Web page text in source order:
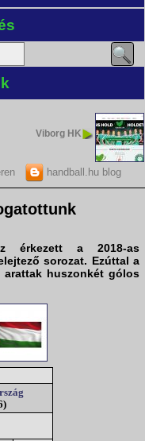
Viborg HK
handball.hu blog
érkezett a 2018-as
sorozat. Ezúttal a
arattak huszonkét gólos